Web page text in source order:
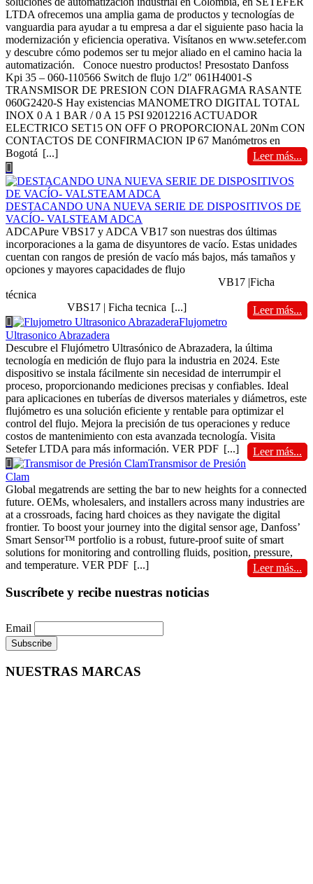
LTDA ofrecemos una amplia gama de productos y tecnologías de
vanguardia para ayudar a tu empresa a dar el siguiente paso hacia la
modernización y eficiencia operativa. Visítanos en www.setefer.com
y descubre cómo podemos ser tu mejor aliado en el camino hacia la
automatización. Conoce nuestro productos! Presostato Danfoss
Kpi 35 – 060-110566 Switch de flujo 1/2″ 061H4001-S
TRANSMISOR DE PRESION CON DIAFRAGMA RASANTE
060G2420-S Hay existencias MANOMETRO DIGITAL TOTAL
INOX 0 A 1 BAR / 0 A 15 PSI 92012216 ACTUADOR
ELECTRICO SET15 ON OFF O PROPORCIONAL 20Nm CON
CONTACTOS DE CONFIRMACION IP 67 Manómetros en
Bogotá [...] Leer más...
DESTACANDO UNA NUEVA SERIE DE DISPOSITIVOS DE
VACÍO- VALSTEAM ADCA
ADCAPure VBS17 y ADCA VB17 son nuestras dos últimas
incorporaciones a la gama de disyuntores de vacío. Estas unidades
cuentan con rangos de presión de vacío más bajos, más tamaños y
opciones y mayores capacidades de flujo
VB17 |Ficha
técnica
VBS17 | Ficha tecnica [...]
Leer más...
Flujometro
Ultrasonico Abrazadera
Descubre el Flujómetro Ultrasónico de Abrazadera, la última
tecnología en medición de flujo para la industria en 2024. Este
dispositivo se instala fácilmente sin necesidad de interrumpir el
proceso, proporcionando mediciones precisas y confiables. Ideal
para aplicaciones en tuberías de diversos materiales y diámetros, este
flujómetro es una solución eficiente y rentable para optimizar el
control del flujo. Mejora la precisión de tus operaciones y reduce
costos de mantenimiento con esta avanzada tecnología. Visita
Setefer LTDA para más información. VER PDF [...]
Leer más...
Transmisor de Presión
Clam
Global megatrends are setting the bar to new heights for a connected
future. OEMs, wholesalers, and installers across many industries are
at a crossroads, facing hard choices as they navigate the digital
frontier. To boost your journey into the digital sensor age, Danfoss’
Smart Sensor™ portfolio is a robust, future-proof suite of smart
solutions for monitoring and controlling fluids, position, pressure,
and temperature. VER PDF [...] Leer más...
Suscríbete y recibe nuestras noticias
Email
NUESTRAS MARCAS